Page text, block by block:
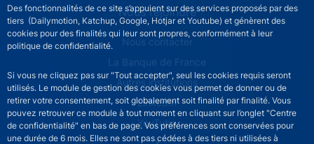
Des fonctionnalités de ce site s’appuient sur des services proposés par des
tiers (Dailymotion, Katchup, Google, Hotjar et Youtube) et génèrent des
cookies pour des finalités qui leur sont propres, conformément à leur
politique de confidentialité.
Si vous ne cliquez pas sur "Tout accepter", seul les cookies requis seront
utilisés. Le module de gestion des cookies vous permet de donner ou de
retirer votre consentement, soit globalement soit finalité par finalité. Vous
pouvez retrouver ce module à tout moment en cliquant sur l’onglet "Centre
de confidentialité" en bas de page. Vos préférences sont conservées pour
une durée de 6 mois. Elles ne sont pas cédées à des tiers ni utilisées à
Nous rejoindre
ACPR footer secondary menu (French)
Nous contacter
La Banque de France
Autres institutions
LinkedIn
YouTube